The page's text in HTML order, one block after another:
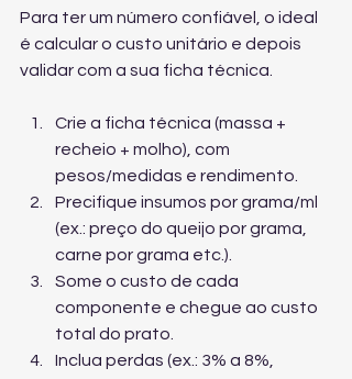
Para ter um número confiável, o ideal
é calcular o custo unitário e depois
validar com a sua ficha técnica.
Crie a ficha técnica (massa +
recheio + molho), com
pesos/medidas e rendimento.
Precifique insumos por grama/ml
(ex.: preço do queijo por grama,
carne por grama etc.).
Some o custo de cada
componente e chegue ao custo
total do prato.
Inclua perdas (ex.: 3% a 8%,